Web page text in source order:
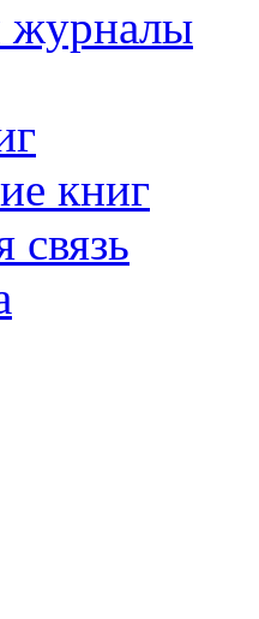
журналы
книг
связь